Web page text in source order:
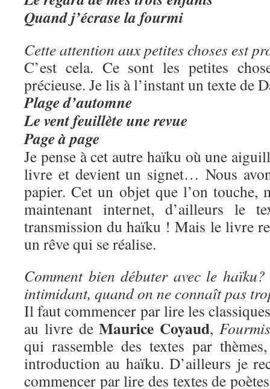
Quand j’écrase la fourmi
Cette attention aux petites choses est
C’est cela. Ce sont les petites
précieuse. Je lis à l’instant un texte de
Plage d’automne
Le vent feuillète une revue
Page à page
Je pense à cet autre haïku où une
livre et devient un signet… Nous
papier. Cet un objet que l’on touche,
maintenant internet, d’ailleurs le
transmission du haïku ! Mais le livre
un rêve qui se réalise.
Comment bien débuter avec le
intimidant, quand on ne connaît pas
Il faut commencer par lire les
au livre deMaurice Coyaud,
qui rassemble des textes par
introduction au haïku. D’ailleurs je
commencer par lire des textes de